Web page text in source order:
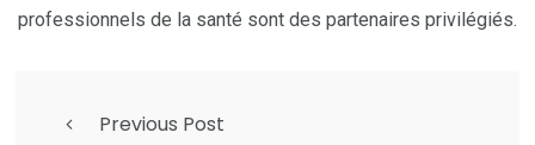
professionnels de la santé sont des partenaires privilégiés.
Previous Post